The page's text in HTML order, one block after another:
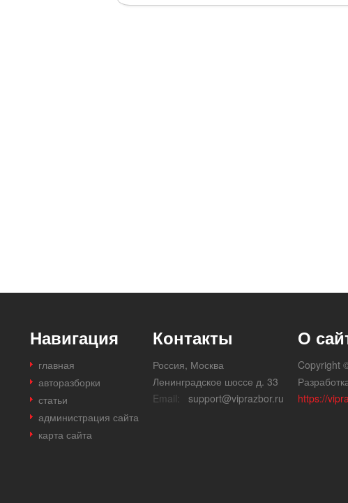
Навигация
главная
авторазборки
статьи
администрация сайта
карта сайта
Контакты
Россия, Москва
Ленинградское шоссе д. 33
Email:
support@viprazbor.ru
О
Copyright
https://